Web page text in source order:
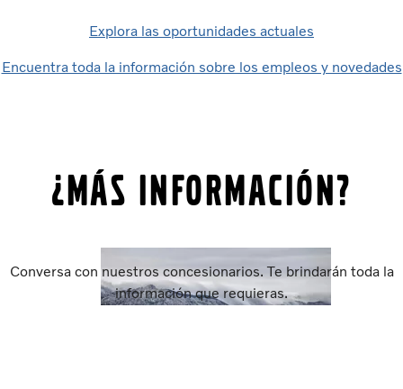
Explora las oportunidades actuales
Encuentra toda la información sobre los empleos y novedades
¿Más información?
Conversa con nuestros concesionarios. Te brindarán toda la
información que requieras.